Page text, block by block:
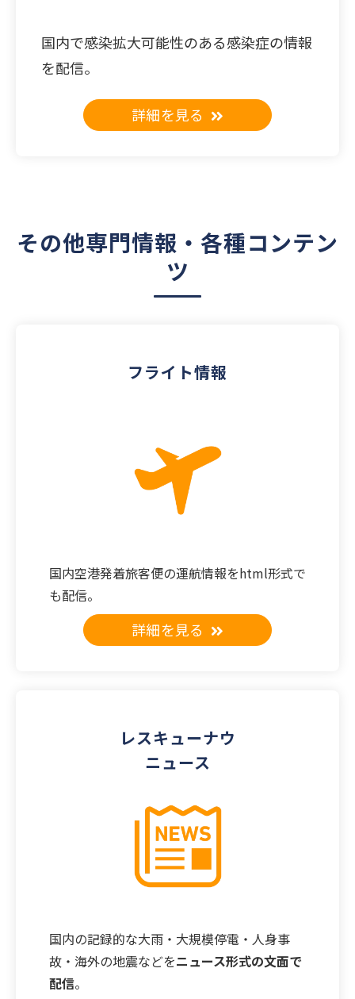
国内で感染拡大可能性のある感染症の情報
を配信。
詳細を見る
その他専門情報・各種コンテン
ツ
フライト情報
国内空港発着旅客便の運航情報をhtml形式で
も配信。
詳細を見る
レスキューナウ
ニュース
国内の記録的な大雨・大規模停電・人身事
故・海外の地震などをニュース形式の文面で
配信。